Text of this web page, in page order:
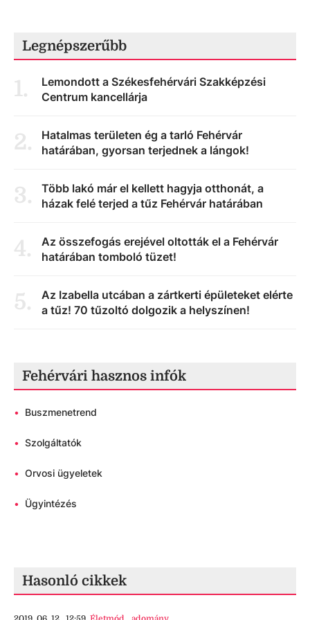
Legnépszerűbb
1.
Lemondott a Székesfehérvári Szakképzési
Centrum kancellárja
2.
Hatalmas területen ég a tarló Fehérvár
határában, gyorsan terjednek a lángok!
3.
Több lakó már el kellett hagyja otthonát, a
házak felé terjed a tűz Fehérvár határában
4.
Az összefogás erejével oltották el a Fehérvár
határában tomboló tüzet!
5.
Az Izabella utcában a zártkerti épületeket elérte
a tűz! 70 tűzoltó dolgozik a helyszínen!
Fehérvári hasznos infók
• Buszmenetrend
• Szolgáltatók
• Orvosi ügyeletek
• Ügyintézés
Hasonló cikkek